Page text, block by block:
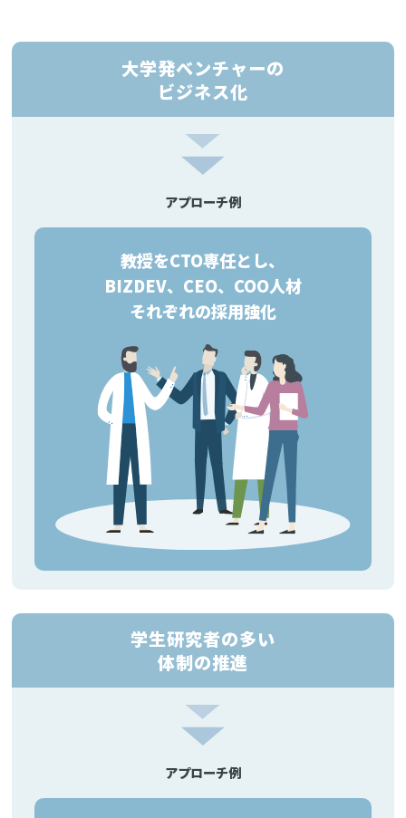
大学発ベンチャーの
ビジネス化
アプローチ例
教授をCTO専任とし、
BIZDEV、CEO、COO人材
それぞれの採用強化
学生研究者の多い
体制の推進
アプローチ例